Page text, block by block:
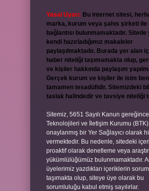
Yasal Uyarı: Bu internet sitesi,
marka, kurum veya şahıs şirketi ile
bağlantısı bulunmamaktadır. Sitede
kendi hazırladığımız makaleler
paylaşılmaktadır. Burada yer alan
haber niteliği taşımamakta olup,
ve kişiler hakkında paylaşım
Gerçek kurum ve kişiler ile isim
tamamen tesadüfidir. Sitemizdeki
taslak halindedir ve tavsiye niteliği
Sitemiz, 5651 Sayılı Kanun
Teknolojileri ve İletişim Kurumu (BTK)
onaylanmış bir Yer Sağlayıcı olarak
vermektedir. Bu nedenle, sitedeki
proaktif olarak denetleme veya
yükümlülüğümüz bulunmamaktadır.
üyelerimiz yazdıkları içeriklerin
taşımakta olup, siteye üye olarak bu
sorumluluğu kabul etmiş sayılırlar.